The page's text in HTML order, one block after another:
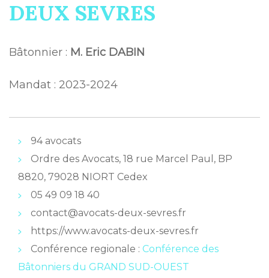
DEUX SEVRES
Bâtonnier : M. Eric DABIN
Mandat : 2023-2024
94 avocats
Ordre des Avocats, 18 rue Marcel Paul, BP
8820, 79028 NIORT Cedex
05 49 09 18 40
contact@avocats-deux-sevres.fr
https://www.avocats-deux-sevres.fr
Conférence regionale : Conférence des
Bâtonniers du GRAND SUD-OUEST